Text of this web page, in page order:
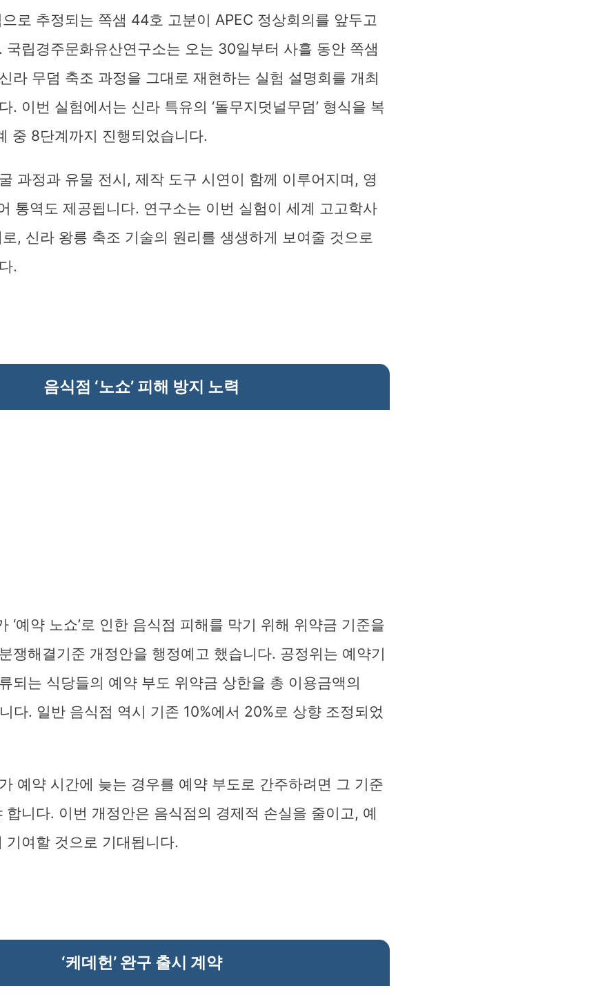
로 추정되는 쪽샘 44호 고분이 APEC 정상회의를 앞두고
국립경주문화유산연구소는 오는 30일부터 사흘 동안 쪽샘
라 무덤 축조 과정을 그대로 재현하는 실험 설명회를 개최
. 이번 실험에서는 신라 특유의 ‘돌무지덧널무덤’ 형식을 복
중 8단계까지 진행되었습니다.
과정과 유물 전시, 제작 도구 시연이 함께 이루어지며, 영
통역도 제공됩니다. 연구소는 이번 실험이 세계 고고학사
, 신라 왕릉 축조 기술의 원리를 생생하게 보여줄 것으로
.
음식점 ‘노쇼’ 피해 방지 노력
‘예약 노쇼’로 인한 음식점 피해를 막기 위해 위약금 기준을
쟁해결기준 개정안을 행정예고 했습니다. 공정위는 예약기
되는 식당들의 예약 부도 위약금 상한을 총 이용금액의
다. 일반 음식점 역시 기존 10%에서 20%로 상향 조정되었
예약 시간에 늦는 경우를 예약 부도로 간주하려면 그 기준
합니다. 이번 개정안은 음식점의 경제적 손실을 줄이고, 예
기여할 것으로 기대됩니다.
‘케데헌’ 완구 출시 계약